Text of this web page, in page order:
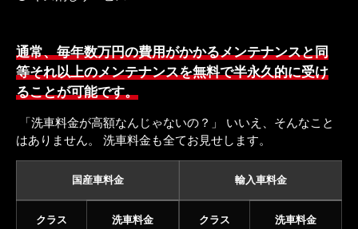
通常、毎年数万円の費用がかかるメンテナンスと同
等それ以上のメンテナンスを無料で半永久的に受け
ることが可能です。
「洗車料金が高額なんじゃないの？」 いいえ、そんなこと
はありません。 洗車料金も全てお見せします。
国産車料金
クラス 洗車料金
輸入車料金
クラス 洗車料金